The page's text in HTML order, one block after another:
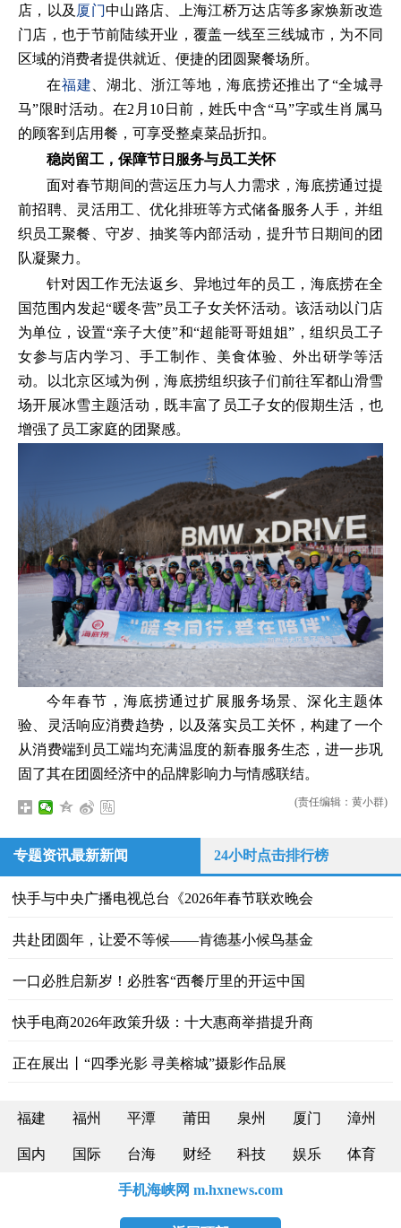
店，以及 厦门中山路店、上海江桥万达店等多家焕新改造
门店，也于节前陆续开业，覆盖一线至三线城市，为不同
区域的消费者提供就近、便捷的团圆聚餐场所。
在福建 、湖北、浙江等地，海底捞还推出了“全城寻
马”限时活动。在2月10日前，姓氏中含“马”字或生肖属马
的顾客到店用餐，可享受整桌菜品折扣。
稳岗留工，保障节日服务与员工关怀
面对春节期间的营运压力与人力需求，海底捞通过提
前招聘、灵活用工、优化排班等方式储备服务人手，并组
织员工聚餐、守岁、抽奖等内部活动，提升节日期间的团
队凝聚力。
针对因工作无法返乡、异地过年的员工，海底捞在全
国范围内发起“暖冬营”员工子女关怀活动。该活动以门店
为单位，设置“亲子大使”和“超能哥哥姐姐”，组织员工子
女参与店内学习、手工制作、美食体验、外出研学等活
动。以北京区域为例，海底捞组织孩子们前往军都山滑雪
场开展冰雪主题活动，既丰富了员工子女的假期生活，也
增强了员工家庭的团聚感。
今年春节，海底捞通过扩展服务场景、深化主题体
验、灵活响应消费趋势，以及落实员工关怀，构建了一个
从消费端到员工端均充满温度的新春服务生态，进一步巩
固了其在团圆经济中的品牌影响力与情感联结。
(责任编辑：黄小群)
专题资讯最新新闻 24小时点击排行榜
快手与中央广播电视总台《2026年春节联欢晚会
共赴团圆年，让爱不等候——肯德基小候鸟基金
一口必胜启新岁！必胜客“西餐厅里的开运中国
快手电商2026年政策升级：十大惠商举措提升商
正在展出丨“四季光影 寻美榕城”摄影作品展
福建 福州 平潭 莆田 泉州 厦门 漳州
国内 国际 台海 财经 科技 娱乐 体育
手机海峡网 m.hxnews.com